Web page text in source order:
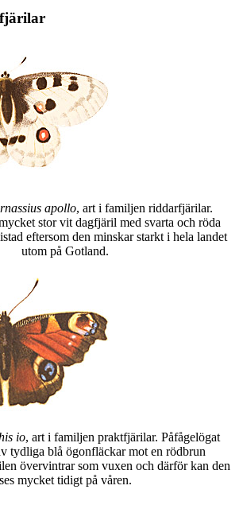
apollo, art i familjen riddarfjärilar.
stor vit dagfjäril med svarta och röda
eftersom den minskar starkt i hela landet
utom på Gotland.
io, art i familjen praktfjärilar. Påfågelögat
tydliga blå ögonfläckar mot en rödbrun
övervintrar som vuxen och därför kan den
ses mycket tidigt på våren.